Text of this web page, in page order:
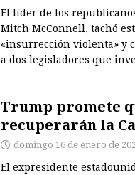
El líder de los
Mitch McConnell, tachó
«insurrección violenta» y
a dos legisladores que
Trump promete
recuperarán la
domingo 16 de enero de
El expresidente